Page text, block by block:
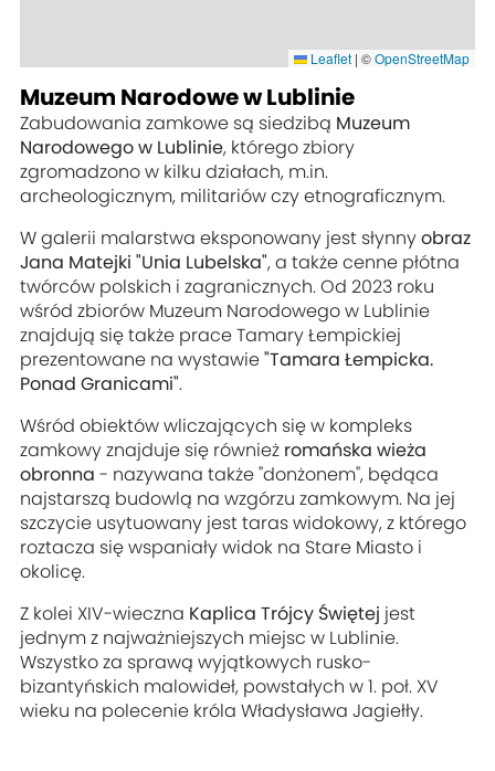
Leaflet | ©OpenStreetMap
Muzeum Narodowe w Lublinie
Zabudowania zamkowe są siedzibą Muzeum
Narodowego w Lublinie, którego zbiory
zgromadzono w kilku działach, m.in.
archeologicznym, militariów czy etnograficznym.
W galerii malarstwa eksponowany jest słynnyobraz
Jana Matejki "Unia Lubelska", a także cenne płótna
twórców polskich i zagranicznych. Od 2023 roku
wśród zbiorów Muzeum Narodowego w Lublinie
znajdują się także prace Tamary Łempickiej
prezentowane na wystawie"Tamara Łempicka.
Ponad Granicami".
Wśród obiektów wliczających się w kompleks
zamkowy znajduje się również romańska wieża
obronna - nazywana także "donżonem", będąca
najstarszą budowlą na wzgórzu zamkowym. Na jej
szczycie usytuowany jest taras widokowy, z którego
roztacza się wspaniały widok na Stare Miasto i
okolicę.
Z kolei XIV-wieczna Kaplica Trójcy Świętej jest
jednym z najważniejszych miejsc w Lublinie.
Wszystko za sprawą wyjątkowych rusko-
bizantyńskich malowideł, powstałych w 1. poł. XV
wieku na polecenie króla Władysława Jagiełły.